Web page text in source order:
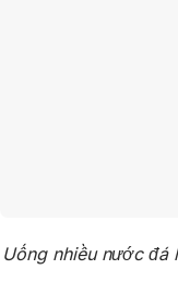
Uống nhiều nước đá